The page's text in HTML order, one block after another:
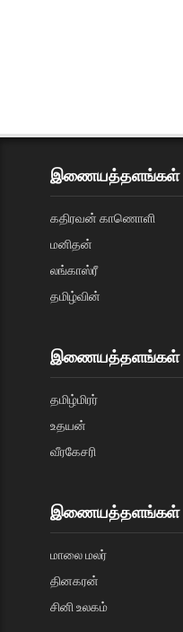
இணையத்தளங்கள்
கதிரவன் காணொளி
மனிதன்
லங்காஸ்ரீ
தமிழ்வின்
இணையத்தளங்கள்
தமிழ்மிரர்
உதயன்
வீரகேசரி
இணையத்தளங்கள்
மாலை மலர்
தினகரன்
சினி உலகம்